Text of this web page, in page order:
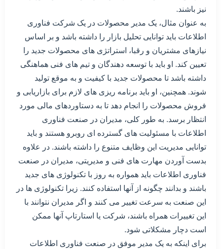
نیز باشند.
به عنوان مثال، یک مدیر محصولات در یک شرکت فناوری
اطلاعات باید توانایی تحلیل بازار را داشته باشد و بر اساس
نیازهای مشتریان و رقبا، استراتژی های محصولات جدید را
تعیین کند. او باید با توسعه دهندگان و تیم های فنی هماهنگی
داشته باشد تا محصولات جدید با کیفیت و به موقع تولید
شوند. همچنین، او باید برنامه ریزی های لازم برای بازاریابی و
فروش محصولات را انجام دهد تا به دستاوردهای مالی مورد
انتظار برسد. به طور کلی، مدیران در صنعت فناوری
اطلاعات با مسئولیت های گسترده ای روبرو هستند و باید
توانایی مدیریت این وظایف متنوع را داشته باشند. در علاوه
بدست آوردن مهارت های فنی و مدیریتی، مدیران در صنعت
فناوری اطلاعات باید همواره به روز با تکنولوژی های جدید
باشند و بدانند چگونه از آنها استفاده کنند. زیرا تکنولوژی ها در
این صنعت به سرعت تغییر می کنند و اگر مدیران نتوانند با
این تغییرات همراه باشند، شرکت یا استارتاپ آنها ممکن
است دچار مشکلاتی شود.
برای اینکه به یک مدیر موفق در صنعت فناوری اطلاعات